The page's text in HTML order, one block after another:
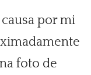
por mi
foto de